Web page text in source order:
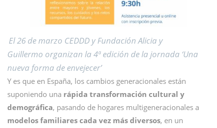
El 26 de marzo CEDDD y Fundación Alicia y
Guillermo organizan la 4ª edición de la jornada ‘Una
nueva forma de envejecer’
Y es que en España, los cambios generacionales están
suponiendo una rápida transformación cultural y
demográfica, pasando de hogares multigeneracionales a
modelos familiares cada vez más diversos, en un